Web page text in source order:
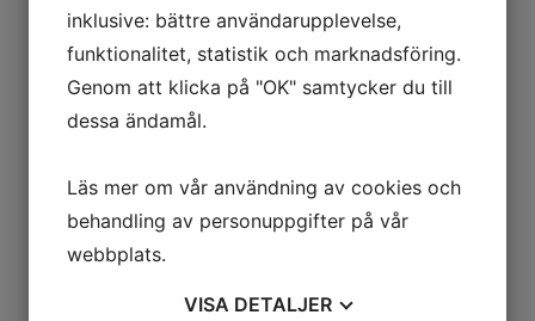
LED Kontrollern är utvecklad vidare, både HW
o SW. Mer info kommer inom kort
inklusive: bättre användarupplevelse,
funktionalitet, statistik och marknadsföring.
Genom att klicka på "OK" samtycker du till
dessa ändamål.
Läs mer om vår användning av cookies och
behandling av personuppgifter på vår
webbplats.
VISA DETALJER